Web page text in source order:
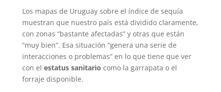
Los mapas de Uruguay sobre el índice de sequía
muestran que nuestro país está dividido claramente,
con zonas “bastante afectadas” y otras que están
“muy bien”. Esa situación “genera una serie de
interacciones o problemas” en lo que tiene que ver
con el estatus sanitario como la garrapata o el
forraje disponible.